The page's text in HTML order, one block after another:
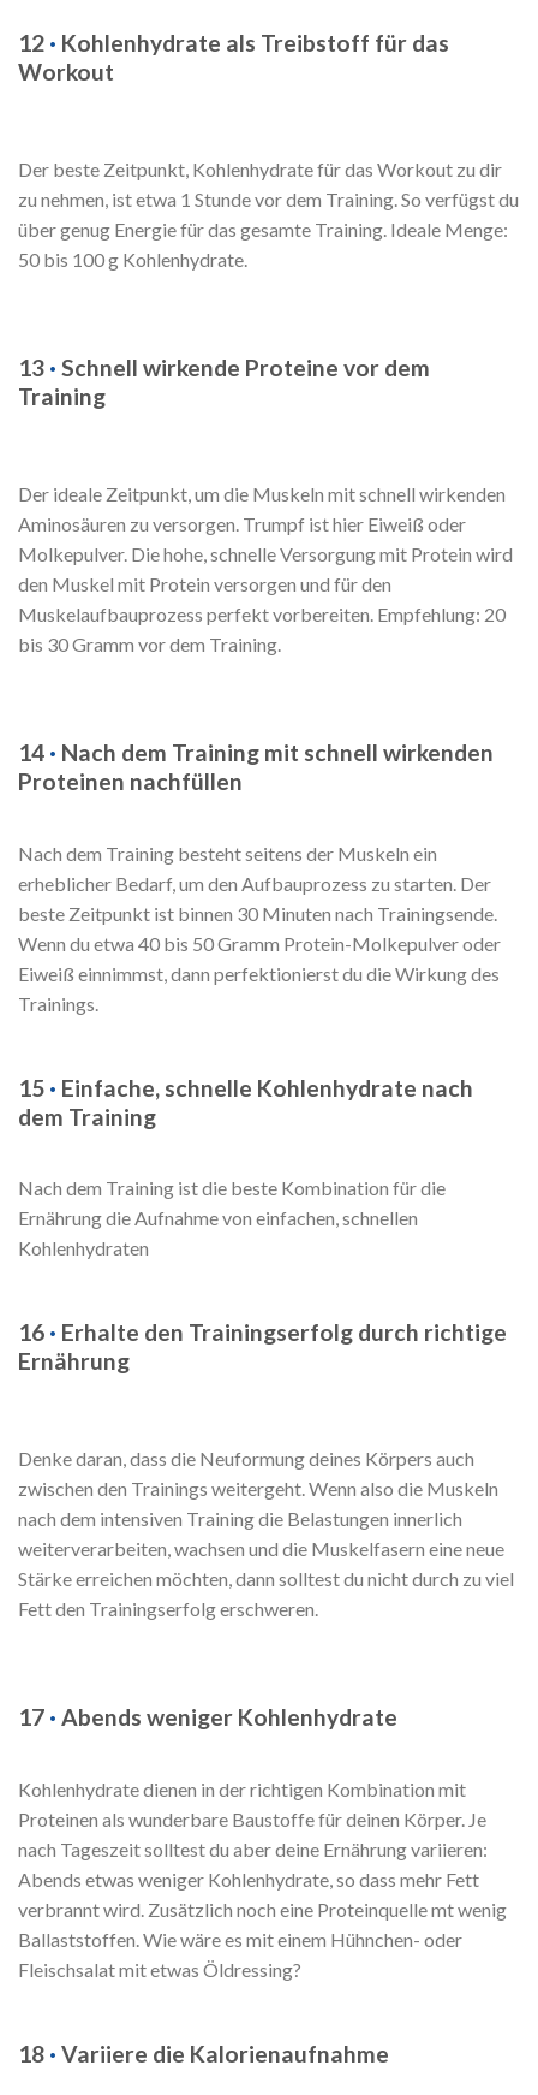
12 · Kohlenhydrate als Treibstoff für das
Workout
Der beste Zeitpunkt, Kohlenhydrate für das Workout zu dir
zu nehmen, ist etwa 1 Stunde vor dem Training. So verfügst du
über genug Energie für das gesamte Training. Ideale Menge:
50 bis 100 g Kohlenhydrate.
13 · Schnell wirkende Proteine vor dem
Training
Der ideale Zeitpunkt, um die Muskeln mit schnell wirkenden
Aminosäuren zu versorgen. Trumpf ist hier Eiweiß oder
Molkepulver. Die hohe, schnelle Versorgung mit Protein wird
den Muskel mit Protein versorgen und für den
Muskelaufbauprozess perfekt vorbereiten. Empfehlung: 20
bis 30 Gramm vor dem Training.
14 · Nach dem Training mit schnell wirkenden
Proteinen nachfüllen
Nach dem Training besteht seitens der Muskeln ein
erheblicher Bedarf, um den Aufbauprozess zu starten. Der
beste Zeitpunkt ist binnen 30 Minuten nach Trainingsende.
Wenn du etwa 40 bis 50 Gramm Protein-Molkepulver oder
Eiweiß einnimmst, dann perfektionierst du die Wirkung des
Trainings.
15 · Einfache, schnelle Kohlenhydrate nach
dem Training
Nach dem Training ist die beste Kombination für die
Ernährung die Aufnahme von einfachen, schnellen
Kohlenhydraten
16 · Erhalte den Trainingserfolg durch richtige
Ernährung
Denke daran, dass die Neuformung deines Körpers auch
zwischen den Trainings weitergeht. Wenn also die Muskeln
nach dem intensiven Training die Belastungen innerlich
weiterverarbeiten, wachsen und die Muskelfasern eine neue
Stärke erreichen möchten, dann solltest du nicht durch zu viel
Fett den Trainingserfolg erschweren.
17 · Abends weniger Kohlenhydrate
Kohlenhydrate dienen in der richtigen Kombination mit
Proteinen als wunderbare Baustoffe für deinen Körper. Je
nach Tageszeit solltest du aber deine Ernährung variieren:
Abends etwas weniger Kohlenhydrate, so dass mehr Fett
verbrannt wird. Zusätzlich noch eine Proteinquelle mt wenig
Ballaststoffen. Wie wäre es mit einem Hühnchen- oder
Fleischsalat mit etwas Öldressing?
18 · Variiere die Kalorienaufnahme